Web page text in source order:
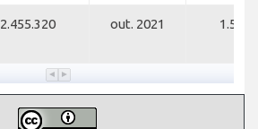
2.455.320 out. 2021